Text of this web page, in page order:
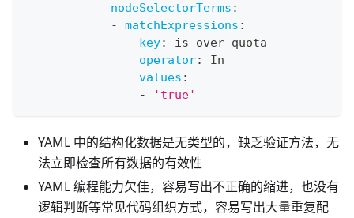
nodeSelectorTerms :
-
matchExpressions :
-
key: is-over-quota
operator:
In
values :
-
'true'
YAML 中的结构化数据是无类型的，缺乏验证方法，无
法立即检查所有数据的有效性
YAML 编程能力欠佳，容易写出不正确的缩进，也没有
逻辑判断等常见代码组织方式，容易写出大量重复配